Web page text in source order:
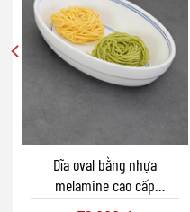
Dĩa oval bằng nhựa
melamine cao cấp
(Shinning Blue Collection)